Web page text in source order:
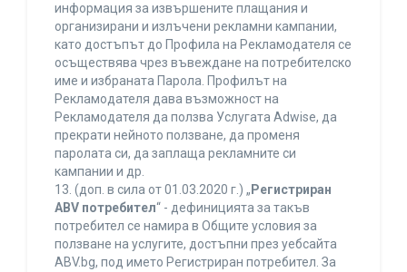
информация за извършените плащания и
организирани и излъчени рекламни кампании,
като достъпът до Профила на Рекламодателя се
осъществява чрез въвеждане на потребителско
име и избраната Парола. Профилът на
Рекламодателя дава възможност на
Рекламодателя да ползва Услугата Adwise, да
прекрати нейното ползване, да променя
паролата си, да заплаща рекламните си
кампании и др.
13. (доп. в сила от 01.03.2020 г.) „ Регистриран
ABV потребител“ - дефиницията за такъв
потребител се намира в Общите условия за
ползване на услугите, достъпни през уебсайта
ABV.bg, под името Регистриран потребител. За